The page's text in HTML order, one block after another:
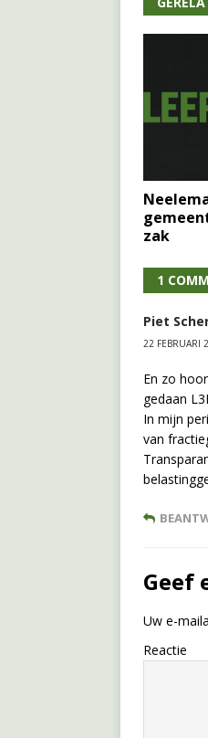
zak
1
Piet
22 FEBRUARI
En zo
gedaan
In mijn
van
Geef
Uw e-
Reactie